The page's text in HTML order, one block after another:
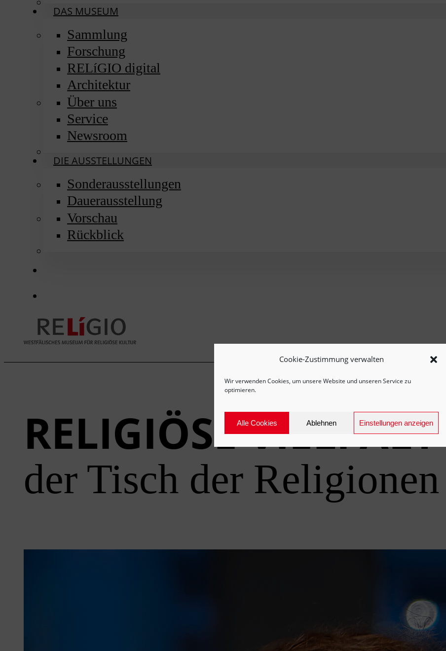
Cookie-Zustimmung verwalten
Wir verwenden Cookies, um unsere Website und unseren Service zu
optimieren.
Alle Cookies Ablehnen Einstellungen anzeigen
DAS MUSEUM
Sammlung
Forschung
RELíGIO digital
Architektur
Über uns
Service
Newsroom
DIE AUSSTELLUNGEN
Sonderausstellungen
Dauerausstellung
Vorschau
Rückblick
RELIGIÖSE
der Tisch der Religionen